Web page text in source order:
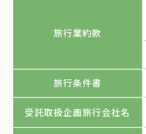
旅行業約款
旅行条件書
受託取扱企画旅行会社名